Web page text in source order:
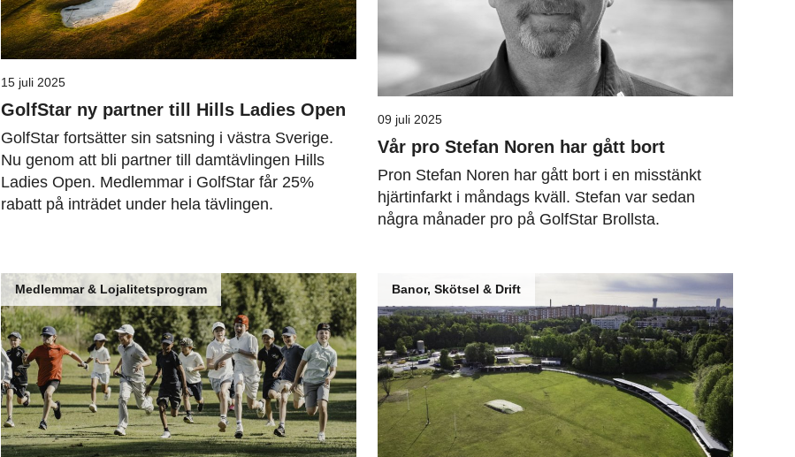
15 juli 2025
GolfStar ny partner till Hills Ladies Open
GolfStar fortsätter sin satsning i västra Sverige.
Nu genom att bli partner till damtävlingen Hills
Ladies Open. Medlemmar i GolfStar får 25%
rabatt på inträdet under hela tävlingen.
09 juli 2025
Vår pro Stefan Noren har gått bort
Pron Stefan Noren har gått bort i en misstänkt
hjärtinfarkt i måndags kväll. Stefan var sedan
några månader pro på GolfStar Brollsta.
Medlemmar & Lojalitetsprogram Banor, Skötsel & Drift